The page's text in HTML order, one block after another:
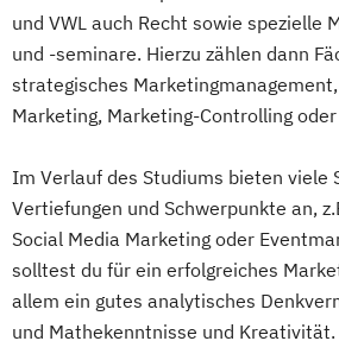
und VWL auch Recht sowie spezielle
und -seminare. Hierzu zählen dann
strategisches
Marketing, Marketing-Controlling
Im Verlauf des Studiums bieten viele
Vertiefungen und Schwerpunkte an,
Social Media Marketing oder
solltest du für ein erfolgreiches
allem ein gutes analytisches
und Mathekenntnisse und Kreativität.